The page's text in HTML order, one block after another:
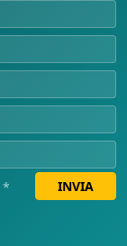
* INVIA